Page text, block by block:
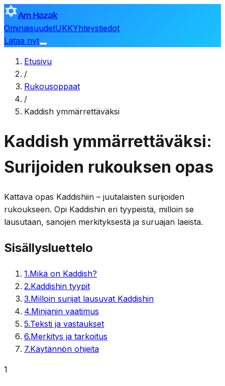
Am Hazak
OminaisuudetUKKYhteystiedot
Lataa nyt
Etusivu
/
Rukousoppaat
/
Kaddish ymmärrettäväksi
Kaddish ymmärrettäväksi:
Surijoiden rukouksen opas
Kattava opas Kaddishiin – juutalaisten surijoiden
rukoukseen. Opi Kaddishin eri tyypeistä, milloin se
lausutaan, sanojen merkityksestä ja suruajan laeista.
Sisällysluettelo
1.Mikä on Kaddish?
2.Kaddishin tyypit
3.Milloin surijat lausuvat Kaddishin
4.Minjanin vaatimus
5.Teksti ja vastaukset
6.Merkitys ja tarkoitus
7.Käytännön ohjeita
1